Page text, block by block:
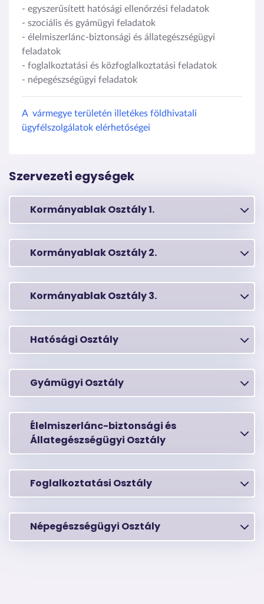
- egyszerűsített hatósági ellenőrzési feladatok
- szociális és gyámügyi feladatok
- élelmiszerlánc-biztonsági és állategészségügyi
feladatok
- foglalkoztatási és közfoglalkoztatási feladatok
- népegészségügyi feladatok
A vármegye területén illetékes földhivatali
ügyfélszolgálatok elérhetőségei
Szervezeti egységek
Kormányablak Osztály 1.
Kormányablak Osztály 2.
Kormányablak Osztály 3.
Hatósági Osztály
Gyámügyi Osztály
Élelmiszerlánc-biztonsági és
Állategészségügyi Osztály
Foglalkoztatási Osztály
Népegészségügyi Osztály